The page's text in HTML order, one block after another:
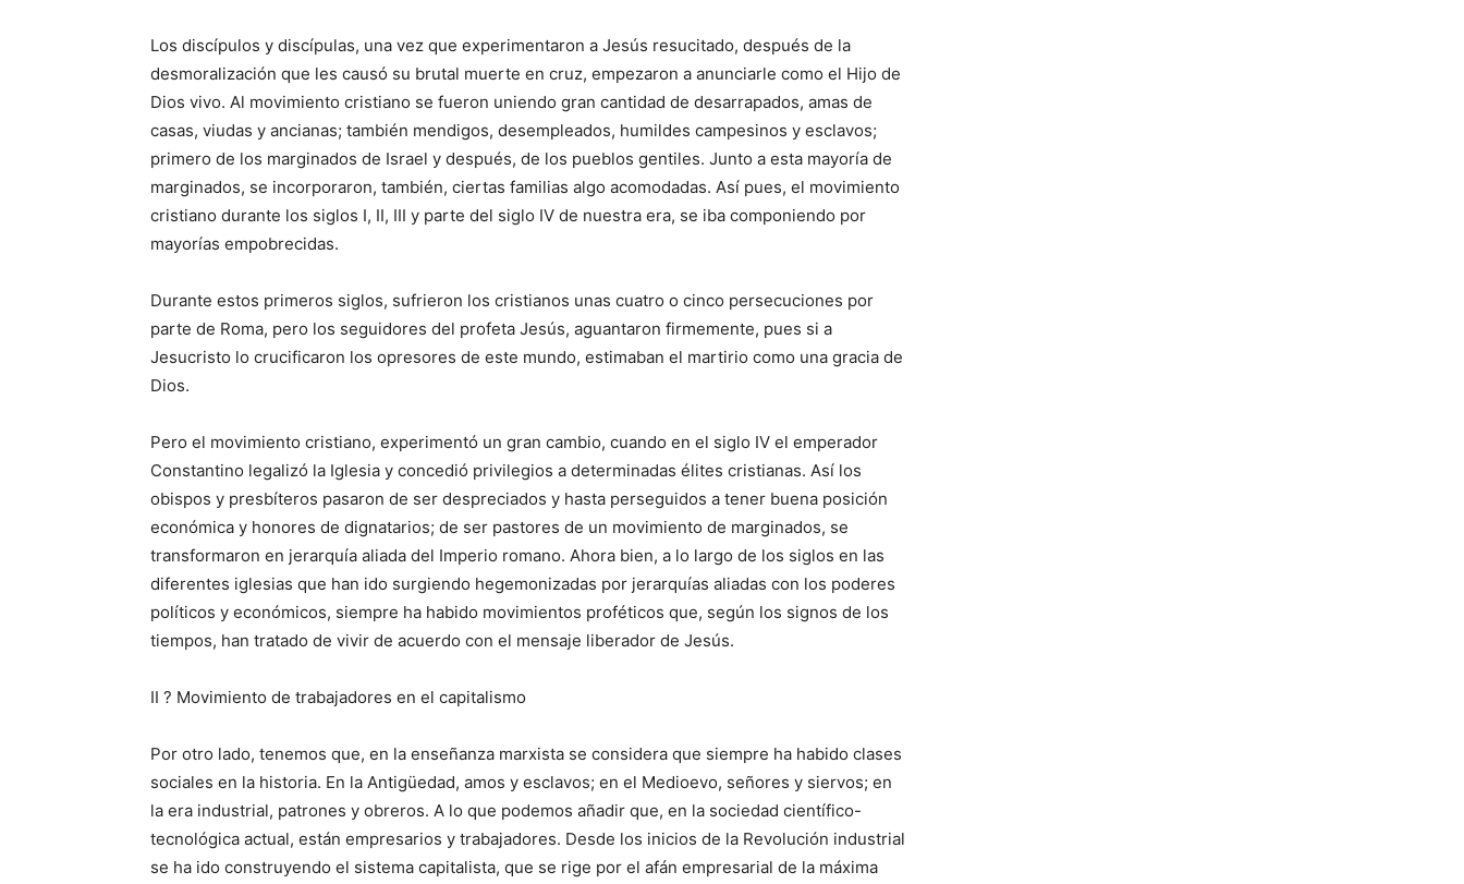
Los discípulos y discípulas, una vez que experimentaron a Jesús resucitado, después de la
desmoralización que les causó su brutal muerte en cruz, empezaron a anunciarle como el Hijo de
Dios vivo. Al movimiento cristiano se fueron uniendo gran cantidad de desarrapados, amas de
casas, viudas y ancianas; también mendigos, desempleados, humildes campesinos y esclavos;
primero de los marginados de Israel y después, de los pueblos gentiles. Junto a esta mayoría de
marginados, se incorporaron, también, ciertas familias algo acomodadas. Así pues, el movimiento
cristiano durante los siglos I, II, III y parte del siglo IV de nuestra era, se iba componiendo por
mayorías empobrecidas.
Durante estos primeros siglos, sufrieron los cristianos unas cuatro o cinco persecuciones por
parte de Roma, pero los seguidores del profeta Jesús, aguantaron firmemente, pues si a
Jesucristo lo crucificaron los opresores de este mundo, estimaban el martirio como una gracia de
Dios.
Pero el movimiento cristiano, experimentó un gran cambio, cuando en el siglo IV el emperador
Constantino legalizó la Iglesia y concedió privilegios a determinadas élites cristianas. Así los
obispos y presbíteros pasaron de ser despreciados y hasta perseguidos a tener buena posición
económica y honores de dignatarios; de ser pastores de un movimiento de marginados, se
transformaron en jerarquía aliada del Imperio romano. Ahora bien, a lo largo de los siglos en las
diferentes iglesias que han ido surgiendo hegemonizadas por jerarquías aliadas con los poderes
políticos y económicos, siempre ha habido movimientos proféticos que, según los signos de los
tiempos, han tratado de vivir de acuerdo con el mensaje liberador de Jesús.
II ? Movimiento de trabajadores en el capitalismo
Por otro lado, tenemos que, en la enseñanza marxista se considera que siempre ha habido clases
sociales en la historia. En la Antigüedad, amos y esclavos; en el Medioevo, señores y siervos; en
la era industrial, patrones y obreros. A lo que podemos añadir que, en la sociedad científico-
tecnológica actual, están empresarios y trabajadores. Desde los inicios de la Revolución industrial
se ha ido construyendo el sistema capitalista, que se rige por el afán empresarial de la máxima